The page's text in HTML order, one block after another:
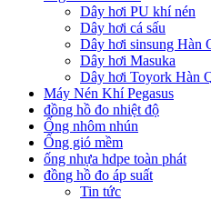
Dây hơi PU khí nén
Dây hơi cá sấu
Dây hơi sinsung Hàn
Dây hơi Masuka
Dây hơi Toyork Hàn
Máy Nén Khí Pegasus
đồng hồ đo nhiệt độ
Ống nhôm nhún
Ống gió mềm
ống nhựa hdpe toàn phát
đồng hồ đo áp suất
Tin tức